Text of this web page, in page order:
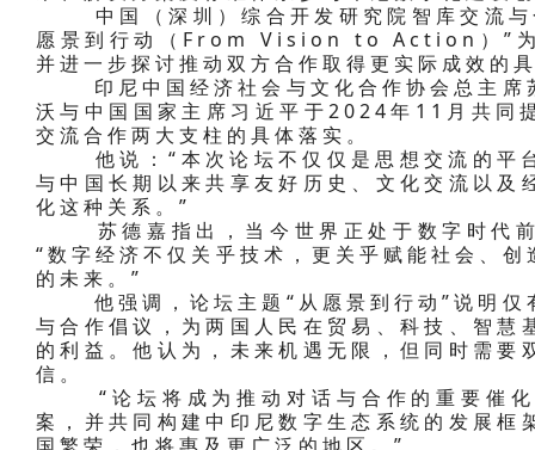
中国（深圳）综合开发研究院智库交流与
愿景到行动（From Vision to Action）”为
并进一步探讨推动双方合作取得更实际成效的
印尼中国经济社会与文化合作协会总主席
沃与中国国家主席习近平于2024年11月共同
交流合作两大支柱的具体落实。
他说：“本次论坛不仅仅是思想交流的平
与中国长期以来共享友好历史、文化交流以
化这种关系。”
苏德嘉指出，当今世界正处于数字时代前
“数字经济不仅关乎技术，更关乎赋能社会、
的未来。”
他强调，论坛主题“从愿景到行动”说明仅
与合作倡议，为两国人民在贸易、科技、智
的利益。他认为，未来机遇无限，但同时需
信。
“论坛将成为推动对话与合作的重要催化
案，并共同构建中印尼数字生态系统的发展
国繁荣，也将惠及更广泛的地区。”